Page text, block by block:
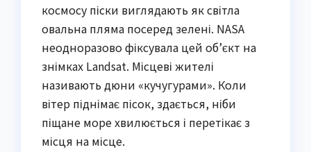
космосу піски виглядають як світла
овальна пляма посеред зелені. NASA
неодноразово фіксувала цей об’єкт на
знімках Landsat. Місцеві жителі
називають дюни «кучугурами». Коли
вітер піднімає пісок, здається, ніби
піщане море хвилюється і перетікає з
місця на місце.